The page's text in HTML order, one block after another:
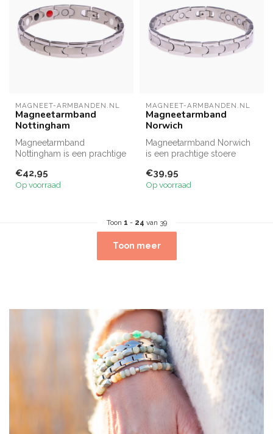
MAGNEET-ARMBANDEN.NL
Magneetarmband
Nottingham
Magneetarmband
Nottingham is een prachtige
onze bestverk...
€42,95
Op voorraad
MAGNEET-ARMBANDEN.NL
Magneetarmband
Norwich
Magneetarmband Norwich
is een prachtige stoere
bestverkope...
€39,95
Op voorraad
Toon 1 - 24 van 39
Toon meer